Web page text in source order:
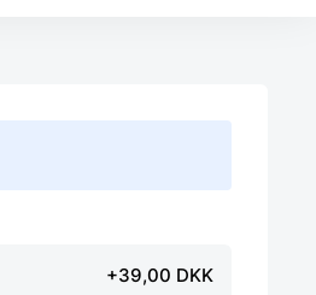
+39,00 DKK